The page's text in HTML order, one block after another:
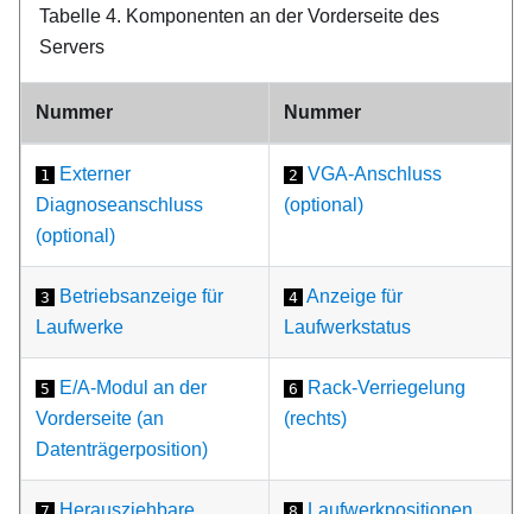
Tabelle 4. Komponenten an der Vorderseite des
Servers
Nummer Nummer
1
Externer
Diagnoseanschluss
(optional)
2 VGA-Anschluss
(optional)
3
Betriebsanzeige für
Laufwerke
4 Anzeige für
Laufwerkstatus
5
E/A-Modul an der
Vorderseite (an
Datenträgerposition)
6
Rack-Verriegelung
(rechts)
Herausziehbare
Laufwerkpositionen